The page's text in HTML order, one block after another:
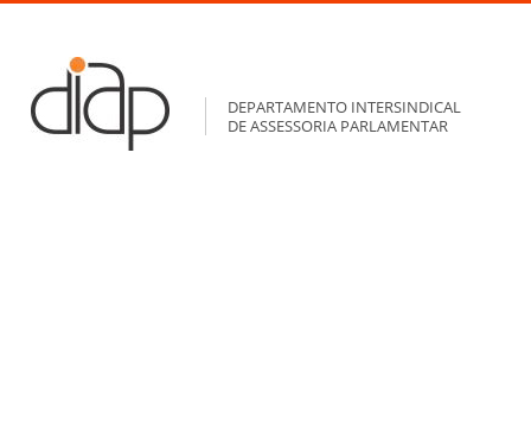
DEPARTAMENTO INTERSINDICAL
DE ASSESSORIA PARLAMENTAR